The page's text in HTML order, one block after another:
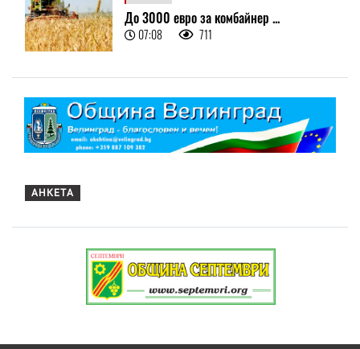
До 3000 евро за комбайнер ...
07:08 711
АНКЕТА